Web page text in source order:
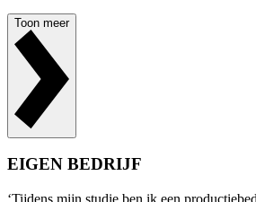
Toon meer
EIGEN BEDRIJF
‘Tijdens mijn studie ben ik een